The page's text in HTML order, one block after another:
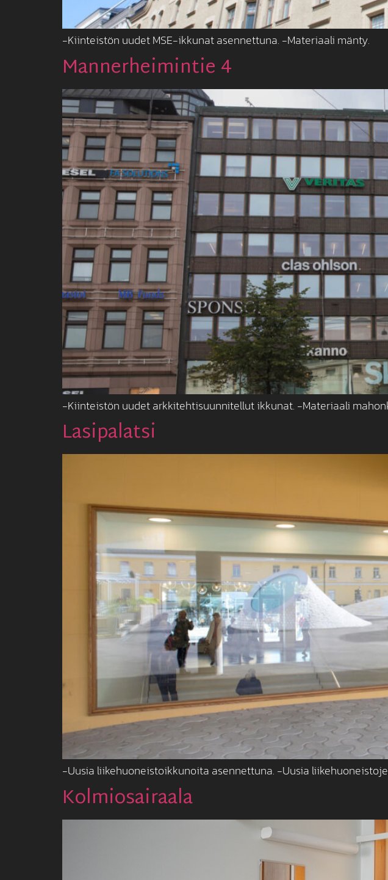
-Kiinteistön uudet MSE-ikkunat asennettuna. -Materiaali mänty.
Mannerheimintie 4
-Kiinteistön uudet arkkitehtisuunnitellut ikkunat. -Materiaali
Lasipalatsi
-Uusia liikehuoneistoikkunoita asennettuna. -Uusia
Kolmiosairaala